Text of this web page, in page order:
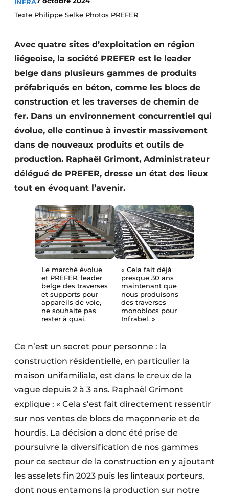
Termes et conditions
Construction bois
Contrôle d’accès
Fondations
Façades
Géotextiles
Infrastructures souterraines et égouttage
Protection solaire
Sécurité incendie
Software
Travaux ferroviaires
Texte Philippe Selke Photos PREFER
Avec quatre sites d’exploitation en région
liégeoise, la société PREFER est le leader
belge dans plusieurs gammes de produits
préfabriqués en béton, comme les blocs de
construction et les traverses de chemin de
fer. Dans un environnement concurrentiel qui
évolue, elle continue à investir massivement
dans de nouveaux produits et outils de
production. Raphaël Grimont, Administrateur
délégué de PREFER, dresse un état des lieux
tout en évoquant l’avenir.
Le marché évolue
et PREFER, leader
belge des traverses
et supports pour
appareils de voie,
ne souhaite pas
rester à quai.
« Cela fait déjà
presque 30 ans
maintenant que
nous produisons
des traverses
monoblocs pour
Infrabel. »
Ce n’est un secret pour personne : la
construction résidentielle, en particulier la
maison unifamiliale, est dans le creux de la
vague depuis 2 à 3 ans. Raphaël Grimont
explique : « Cela s’est fait directement ressentir
sur nos ventes de blocs de maçonnerie et de
hourdis. La décision a donc été prise de
poursuivre la diversification de nos gammes
pour ce secteur de la construction en y ajoutant
les asselets fin 2023 puis les linteaux porteurs,
dont nous entamons la production sur notre